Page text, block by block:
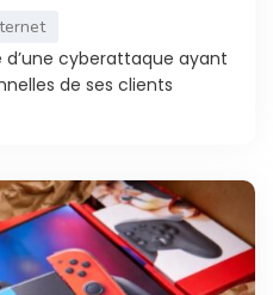
cyberattaque ayant
de ses clients